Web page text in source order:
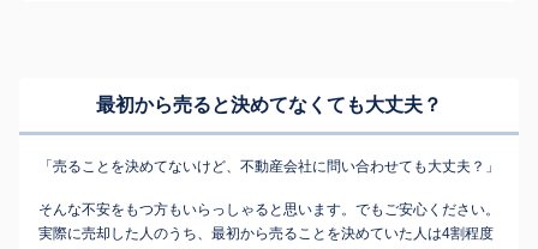
最初から売ると決めてなくても大丈夫？
「売ることを決めてないけど、不動産会社に問い合わせても大丈夫？」
そんな不安をもつ方もいらっしゃると思います。でもご安心ください。
実際に売却した人のうち、最初から売ることを決めていた人は4割程度